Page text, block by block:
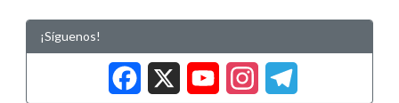
¡Síguenos!
Facebook
X